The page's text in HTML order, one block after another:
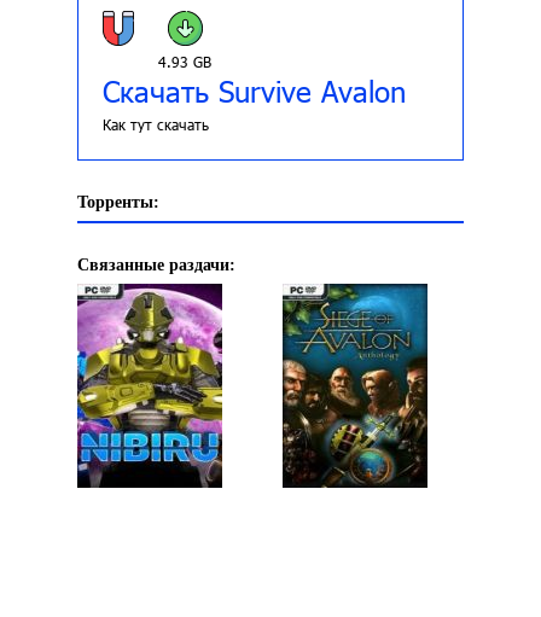
4.93 GB
Скачать Survive Avalon
Как тут скачать
Торренты:
Связанные раздачи: